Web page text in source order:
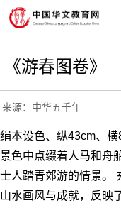
《游春图卷》
来源：中华五千年
设色、纵43cm、横
色中点缀着人马和舟
人踏青郊游的情景。
水画风与成就，反映